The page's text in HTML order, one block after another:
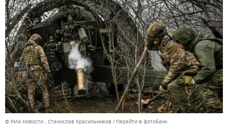
© РИА Новости . Станислав Красильников Перейти в фотобанк